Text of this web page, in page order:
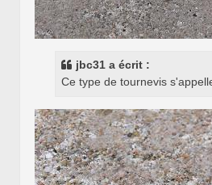
jbc31 a écrit :
Ce type de tournevis